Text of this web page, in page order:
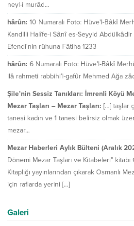
neyl-i murâd...
hârûn: 10 Numaralı Foto: Hüve'l-Bâkî
Kandilli Halîfe-i Sânî es-Seyyid
Efendi'nin rûhuna Fâtiha 1233
hârûn: 6 Numaralı Foto: Hüve’l-Bâkî
ilâ rahmeti rabbihi’l-gafûr Mehmed Ağa
Şile’nin Sessiz Tanıkları: İmrenli Köyü
Mezar Taşları – Mezar Taşları: […] taşlar
tanesi kadın ve 1 tanesi belirsiz olmak
mezar...
Mezar Haberleri Aylık Bülteni (Aralık
Dönemi Mezar Taşları ve Kitabeleri” kitabı
Kitaplığı yayınlarından çıkarak Osmanlı
için raflarda yerini […]
Galeri